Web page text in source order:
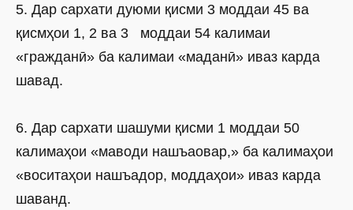
5. Дар сархати дуюми қисми 3 моддаи 45 ва
қисмҳои 1, 2 ва 3 моддаи 54 калимаи
«гражданӣ» ба калимаи «маданӣ» иваз карда
шавад.
6. Дар сархати шашуми қисми 1 моддаи 50
калимаҳои «маводи нашъаовар,» ба калимаҳои
«воситаҳои нашъадор, моддаҳои» иваз карда
шаванд.